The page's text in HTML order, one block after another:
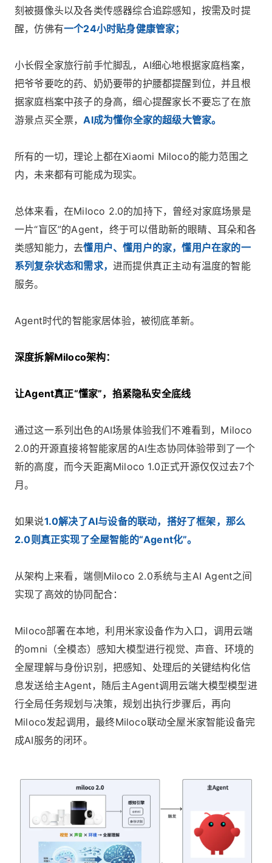
刻被摄像头以及各类传感器综合追踪感知，按需及时提
醒，仿佛有一个24小时贴身健康管家；
小长假全家旅行前手忙脚乱，AI细心地根据家庭档案，
把爷爷要吃的药、奶奶要带的护腰都提醒到位，并且根
据家庭档案中孩子的身高，细心提醒家长不要忘了在旅
游景点买全票，AI成为懂你全家的超级大管家。
所有的一切，理论上都在Xiaomi Miloco的能力范围之
内，未来都有可能成为现实。
总体来看，在Miloco 2.0的加持下，曾经对家庭场景是
一片“盲区”的Agent，终于可以借助新的眼睛、耳朵和各
类感知能力，去懂用户、懂用户的家，懂用户在家的一
系列复杂状态和需求， 进而提供真正主动有温度的智能
服务。
Agent时代的智能家居体验，被彻底革新。
深度拆解Miloco架构：
让Agent真正“懂家”，掐紧隐私安全底线
通过这一系列出色的AI场景体验我们不难看到，Miloco
2.0的开源直接将智能家居的AI生态协同体验带到了一个
新的高度，而今天距离Miloco 1.0正式开源仅仅过去7个
月。
如果说1.0解决了AI与设备的联动，搭好了框架，那么
2.0则真正实现了全屋智能的“Agent化”。
从架构上来看，端侧Miloco 2.0系统与主AI Agent之间
实现了高效的协同配合：
Miloco部署在本地，利用米家设备作为入口，调用云端
的omni（全模态）感知大模型进行视觉、声音、环境的
全屋理解与身份识别，把感知、处理后的关键结构化信
息发送给主Agent，随后主Agent调用云端大模型模型进
行全局任务规划与决策，规划出执行步骤后，再向
Miloco发起调用，最终Miloco联动全屋米家智能设备完
成AI服务的闭环。